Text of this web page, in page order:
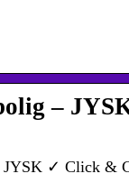
–
JYSK ✓ Click &